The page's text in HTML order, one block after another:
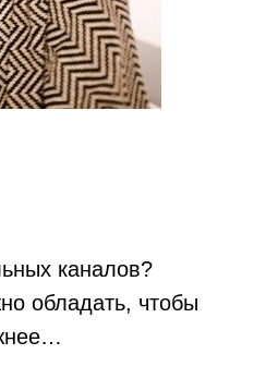
каналов?
обладать, чтобы